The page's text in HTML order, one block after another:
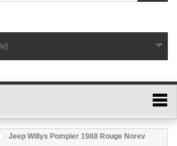
Jeep Willys Pompier 1988 Rouge Norev